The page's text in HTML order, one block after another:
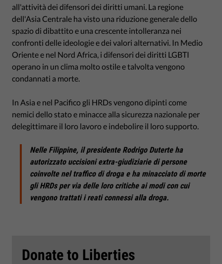
all'attività dei difensori dei diritti umani. La regione
dell'Asia Centrale ha visto una riduzione generale dello
spazio di dibattito e una crescente intolleranza nei
confronti delle ideologie e dei valori alternativi. In Medio
Oriente e nel Nord Africa, i difensori dei diritti LGBTI
operano in un clima molto ostile e talvolta vengono
condannati a morte.
In Asia e nel Pacifico gli HRDs vengono dipinti come
nemici dello stato e minacce alla sicurezza nazionale per
delegittimare il loro lavoro e indebolire il loro supporto.
Nelle Filippine, il presidente Rodrigo Duterte ha
autorizzato uccisioni extra-giudiziarie di persone
coinvolte nel traffico di droga e ha minacciato di morte
gli HRDs per via delle loro critiche ai modi con cui
vengono trattati i reati connessi alla droga.
Donate to Liberties